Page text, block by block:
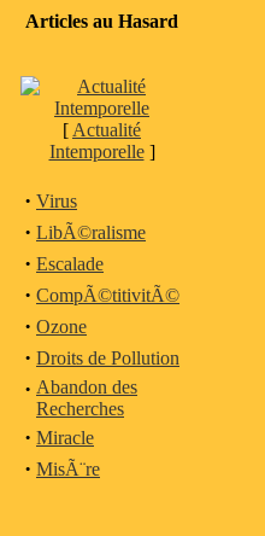
Articles au Hasard
[ Actualité
Intemporelle]
· Virus
· LibÃ©ralisme
· Escalade
· CompÃ©titivitÃ©
· Ozone
· Droits de Pollution
· Abandon des
Recherches
· Miracle
· MisÃ¨re